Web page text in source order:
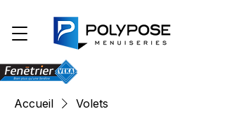
Accueil Volets